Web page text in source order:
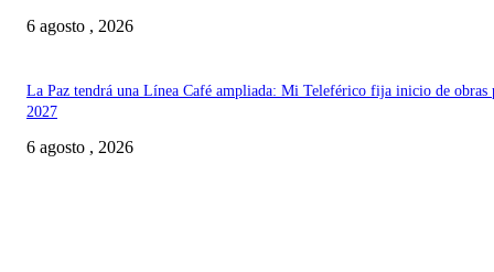
6 agosto , 2026
La Paz tendrá una Línea Café ampliada: Mi Teleférico fija inicio de obras
2027
6 agosto , 2026